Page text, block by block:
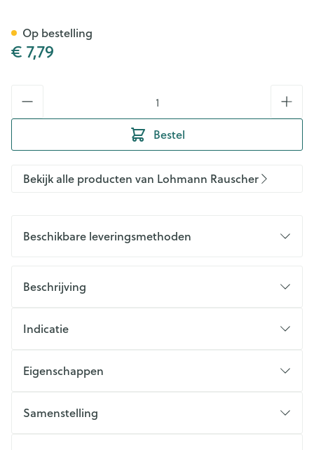
€ 7,79
Bestel
Op bestelling
Bekijk alle producten van Lohmann Rauscher
Beschikbare leveringsmethoden
Beschrijving
Indicatie
Eigenschappen
Samenstelling